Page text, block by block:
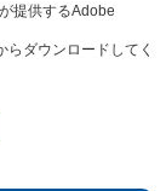
提供するAdobe
ダウンロードしてく